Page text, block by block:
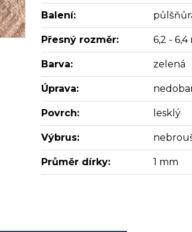
Balení:
Přesný rozměr: 6,2 - 6,4
Barva: zelená
Úprava:
Povrch: lesklý
Výbrus:
Průměr dírky: 1 mm